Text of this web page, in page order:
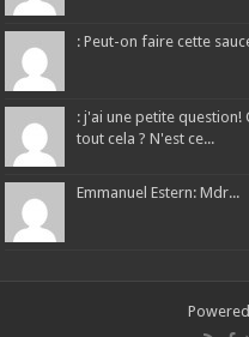
: Peut-on faire cette
: j'ai une petite
tout cela ? N'est ce...
Emmanuel Estern: Mdr...